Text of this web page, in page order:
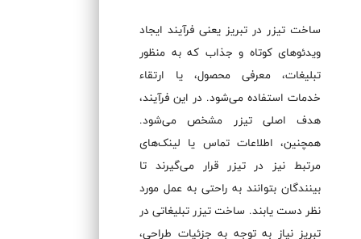
ساخت تیزر در تبریز یعنی فرآیند ایجاد
ویدئوهای کوتاه و جذاب که به منظور
تبلیغات، معرفی محصول، یا ارتقاء
خدمات استفاده می‌شود. در این فرآیند،
هدف اصلی تیزر مشخص می‌شود.
همچنین، اطلاعات تماس یا لینک‌های
مرتبط نیز در تیزر قرار می‌گیرند تا
بینندگان بتوانند به راحتی به عمل مورد
نظر دست یابند. ساخت تیزر تبلیغاتی در
تبریز نیاز به توجه به جزئیات طراحی،